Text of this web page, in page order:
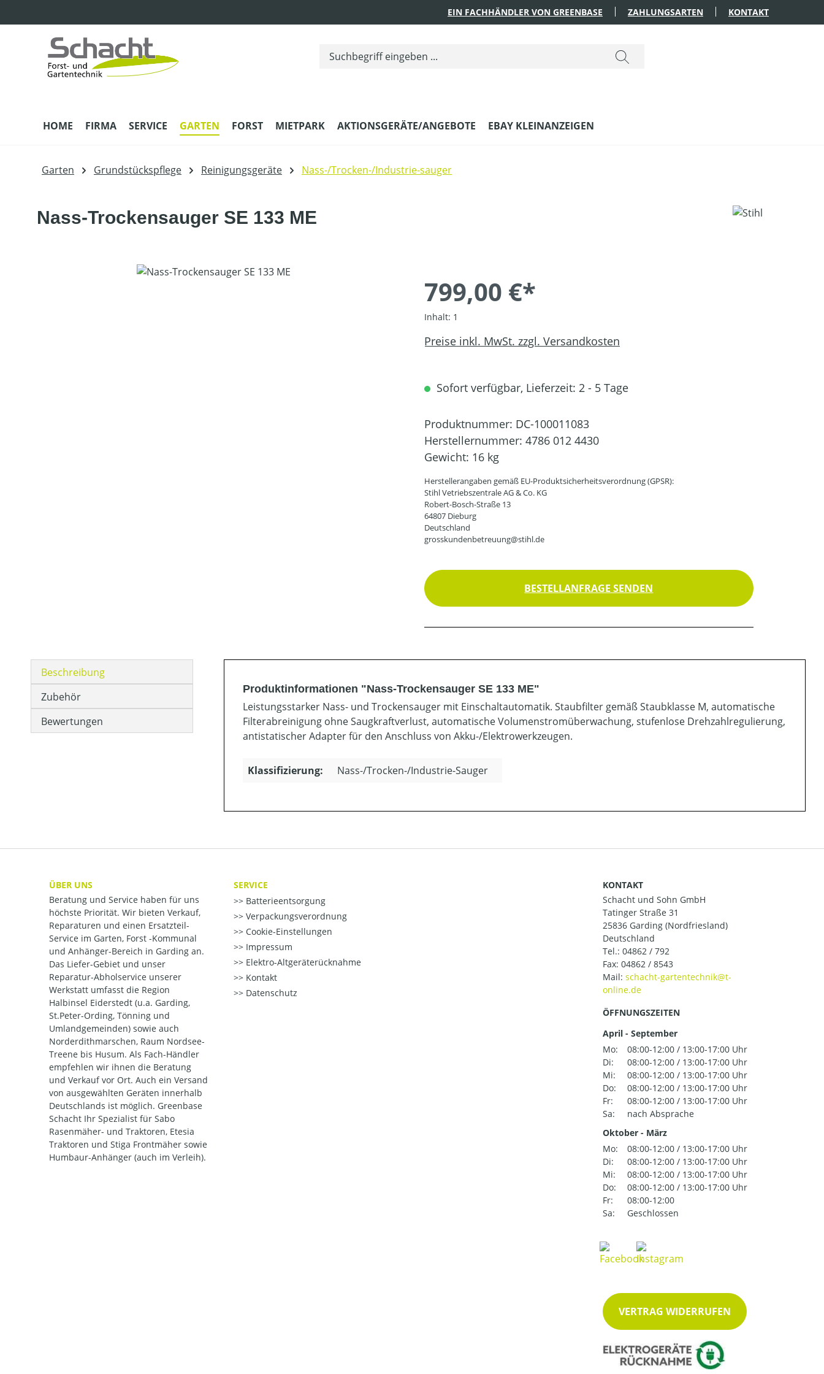
EIN FACHHÄNDLER VON GREENBASE ZAHLUNGSARTEN KONTAKT
HOME FIRMA SERVICE GARTEN FORST MIETPARK AKTIONSGERÄTE/ANGEBOTE EBAY KLEINANZEIGEN
Garten Grundstückspflege Reinigungsgeräte Nass-/Trocken-/Industrie-sauger
Nass-Trockensauger SE 133 ME
Bildergalerie überspringen
799,00 €*
Inhalt: 1
Preise inkl. MwSt. zzgl. Versandkosten
Sofort verfügbar, Lieferzeit: 2 - 5 Tage
Produktnummer: DC-100011083
Herstellernummer: 4786 012 4430
Gewicht: 16 kg
Herstellerangaben gemäß EU-Produktsicherheitsverordnung (GPSR):
Stihl Vetriebszentrale AG & Co. KG
Robert-Bosch-Straße 13
64807 Dieburg
Deutschland
grosskundenbetreuung@stihl.de
BESTELLANFRAGE SENDEN
Beschreibung
Zubehör
Bewertungen
Produktinformationen "Nass-Trockensauger SE 133 ME"
Leistungsstarker Nass- und Trockensauger mit Einschaltautomatik. Staubfilter gemäß Staubklasse M, automatische
Filterabreinigung ohne Saugkraftverlust, automatische Volumenstromüberwachung, stufenlose Drehzahlregulierung,
antistatischer Adapter für den Anschluss von Akku-/Elektrowerkzeugen.
Klassifizierung: Nass-/Trocken-/Industrie-Sauger
ÜBER UNS
Beratung und Service haben für uns
höchste Priorität. Wir bieten Verkauf,
Reparaturen und einen Ersatzteil-
Service im Garten, Forst -Kommunal
und Anhänger-Bereich in Garding an.
Das Liefer-Gebiet und unser
Reparatur-Abholservice unserer
Werkstatt umfasst die Region
Halbinsel Eiderstedt (u.a. Garding,
St.Peter-Ording, Tönning und
Umlandgemeinden) sowie auch
Norderdithmarschen, Raum Nordsee-
Treene bis Husum. Als Fach-Händler
empfehlen wir ihnen die Beratung
und Verkauf vor Ort. Auch ein Versand
von ausgewählten Geräten innerhalb
Deutschlands ist möglich. Greenbase
Schacht Ihr Spezialist für Sabo
Rasenmäher- und Traktoren, Etesia
Traktoren und Stiga Frontmäher sowie
Humbaur-Anhänger (auch im Verleih).
SERVICE
Batterieentsorgung
Verpackungsverordnung
Cookie-Einstellungen
Impressum
Elektro-Altgeräterücknahme
Kontakt
Datenschutz
KONTAKT
Schacht und Sohn GmbH
Tatinger Straße 31
25836 Garding (Nordfriesland)
Deutschland
Tel.: 04862 / 792
Fax: 04862 / 8543
Mail:
ÖFFNUNGSZEITEN
April - September
Mo:
08:00-12:00 / 13:00-17:00 Uhr
Di:
08:00-12:00 / 13:00-17:00 Uhr
Mi:
08:00-12:00 / 13:00-17:00 Uhr
Do:
08:00-12:00 / 13:00-17:00 Uhr
Fr:
08:00-12:00 / 13:00-17:00 Uhr
Sa:
nach Absprache
Oktober - März
Mo:
08:00-12:00 / 13:00-17:00 Uhr
Di:
08:00-12:00 / 13:00-17:00 Uhr
Mi:
08:00-12:00 / 13:00-17:00 Uhr
Do:
08:00-12:00 / 13:00-17:00 Uhr
Fr:
08:00-12:00
Sa:
Geschlossen
VERTRAG WIDERRUFEN